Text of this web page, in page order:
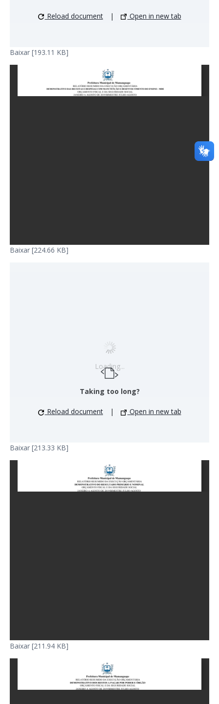
Reload document | Open in new tab
Baixar [193.11 KB]
Baixar [224.66 KB]
Loading...
Taking too long?
Reload document | Open in new tab
Baixar [213.33 KB]
Baixar [211.94 KB]